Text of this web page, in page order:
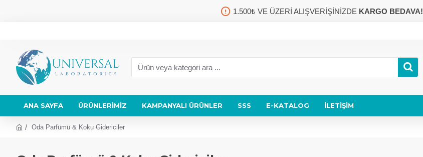
1.500₺ VE ÜZERİ ALIŞVERİŞİNİZDE KARGO BEDAVA!
ANA SAYFA ÜRÜNLERIMIZ KAMPANYALI ÜRÜNLER SSS E-KATALOG İLETIŞIM
Oda Parfümü & Koku Gidericiler